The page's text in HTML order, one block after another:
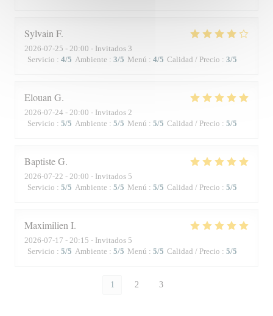
Sylvain F
2026-07-25 - 20:00 - Invitados 3
Servicio : 4/5 Ambiente : 3/5 Menú : 4/5 Calidad / Precio : 3/5
Elouan G
2026-07-24 - 20:00 - Invitados 2
Servicio : 5/5 Ambiente : 5/5 Menú : 5/5 Calidad / Precio : 5/5
BaptisteG
2026-07-22 - 20:00 - Invitados 5
Servicio : 5/5 Ambiente : 5/5 Menú : 5/5 Calidad / Precio : 5/5
Maximilien I
2026-07-17 - 20:15 - Invitados 5
Servicio : 5/5 Ambiente : 5/5 Menú : 5/5 Calidad / Precio : 5/5
1 2 3